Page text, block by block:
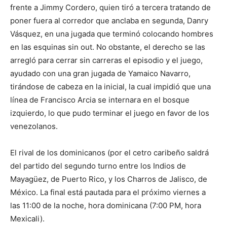
frente a Jimmy Cordero, quien tiró a tercera tratando de
poner fuera al corredor que anclaba en segunda, Danry
Vásquez, en una jugada que terminó colocando hombres
en las esquinas sin out. No obstante, el derecho se las
arregló para cerrar sin carreras el episodio y el juego,
ayudado con una gran jugada de Yamaico Navarro,
tirándose de cabeza en la inicial, la cual impidió que una
línea de Francisco Arcia se internara en el bosque
izquierdo, lo que pudo terminar el juego en favor de los
venezolanos.
El rival de los dominicanos (por el cetro caribeño saldrá
del partido del segundo turno entre los Indios de
Mayagüez, de Puerto Rico, y los Charros de Jalisco, de
México. La final está pautada para el próximo viernes a
las 11:00 de la noche, hora dominicana (7:00 PM, hora
Mexicali).